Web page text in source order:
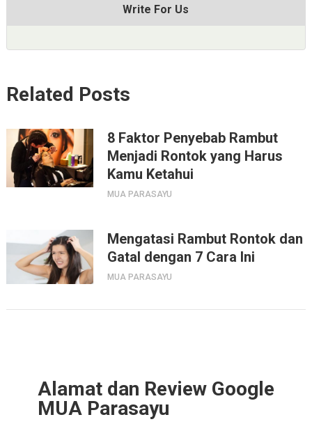
Write For Us
Related Posts
8 Faktor Penyebab Rambut
Menjadi Rontok yang Harus
Kamu Ketahui
MUA PARASAYU
Mengatasi Rambut Rontok dan
Gatal dengan 7 Cara Ini
MUA PARASAYU
Alamat dan Review Google
MUA Parasayu